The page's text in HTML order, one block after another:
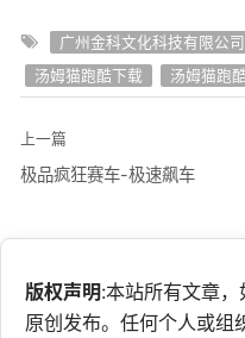
广州金科文化科技有限公司
汤姆猫跑酷下载
汤姆猫跑
上一篇
极品疯狂赛车-极速飙车
版权声明:本站所有文章
原创发布。任何个人或组